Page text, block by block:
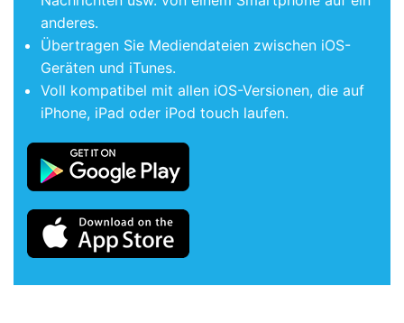
anderes.
Übertragen Sie Mediendateien zwischen iOS-
Geräten und iTunes.
Voll kompatibel mit allen iOS-Versionen, die auf
iPhone, iPad oder iPod touch laufen.